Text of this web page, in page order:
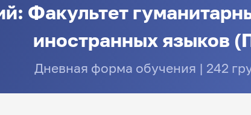
Факультет
иностранных языков
Дневная форма обучения | 242